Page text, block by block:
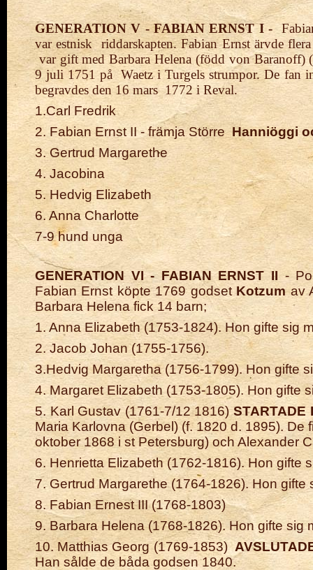
GENERATION V - FABIAN ERNST I -
var estniskriddarskapten.Fabian Ernst ärvde
var gift med Barbara Helena (född von
9 juli 1751 påWaetz i Turgels strumpor.De fan
begravdes den 16mars1772 i Reval.
1.Carl Fredrik
2. Fabian Ernst II - främja StörreHanniöggi
3. Gertrud Margarethe
4. Jacobina
5. Hedvig Elizabeth
6. Anna Charlotte
7-9 hund unga
GENERATION VI - FABIAN ERNST II -
Fabian Ernst köpte 1769 godsetKotzumav
Barbara Helena fick14 barn;
1. Anna Elizabeth (1753-1824). Hon gifte sig
2. Jacob Johan (1755-1756).
3.Hedvig Margaretha (1756-1799). Hon gifte
4. Margaret Elizabeth (1753-1805). Hon gifte
5. Karl Gustav(1761-7/12 1816)STARTADE
Maria Karlovna (Gerbel) (f. 1820 d. 1895). De f
oktober 1868 i st Petersburg) och Alexander
6. Henrietta Elizabeth (1762-1816). Hon gifte
7. Gertrud Margarethe (1764-1826). Hon
8. Fabian Ernest III (1768-1803)
9. Barbara Helena (1768-1826). Hon gifte sig
10. Matthias Georg (1769-1853)
Han sålde de båda godsen 1840.